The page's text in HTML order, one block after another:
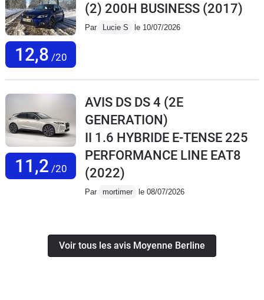
12,8 /20
(2) 200H BUSINESS (2017)
Par Lucie S le 10/07/2026
11,2 /20
AVIS DS DS 4 (2E
GENERATION)
II 1.6 HYBRIDE E-TENSE 225
PERFORMANCE LINE EAT8
(2022)
Par mortimer le 08/07/2026
Voir tous les avis Moyenne Berline